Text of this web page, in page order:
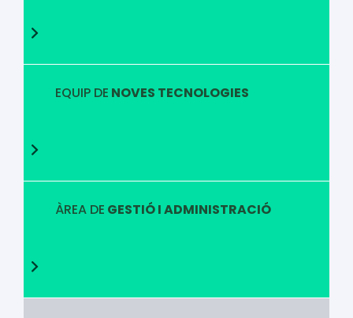
EQUIP DE NOVES TECNOLOGIES
ÀREA DE GESTIÓ I ADMINISTRACIÓ